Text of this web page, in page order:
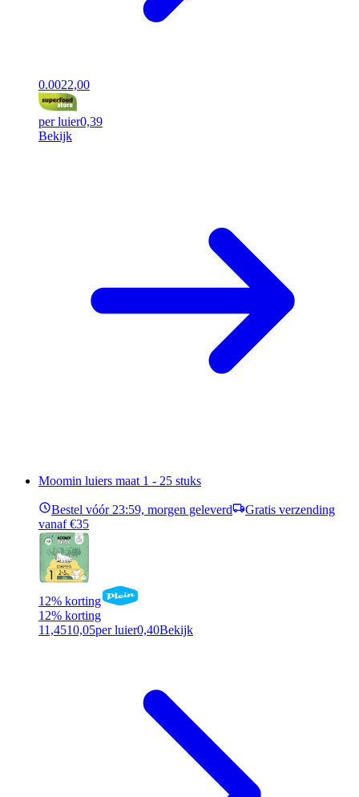
0.0022,00
per luier0,39
Bekijk
Moomin luiers maat 1 - 25 stuks
Bestel vóór 23:59, morgen geleverd
Gratis verzending
vanaf €35
12% korting
12% korting
11,4510,05per luier0,40Bekijk